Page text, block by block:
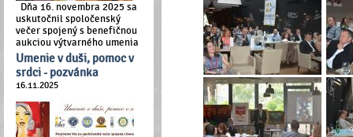
Dňa 16. novembra 2025 sa
uskutočnil spoločenský
večer spojený s benefičnou
aukciou výtvarného umenia
Umenie v duši, pomoc v
srdci - pozvánka
16.11.2025